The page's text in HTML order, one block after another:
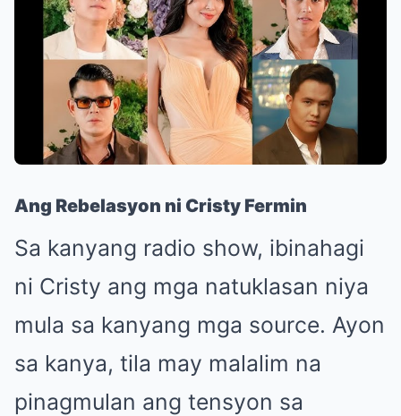
Ang Rebelasyon ni Cristy Fermin
Sa kanyang radio show, ibinahagi
ni Cristy ang mga natuklasan niya
mula sa kanyang mga source. Ayon
sa kanya, tila may malalim na
pinagmulan ang tensyon sa